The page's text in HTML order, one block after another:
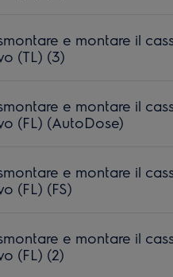
e montare il
(TL) (3)
e montare il
(FL) (AutoDose)
e montare il
(FL) (FS)
e montare il
(FL) (2)